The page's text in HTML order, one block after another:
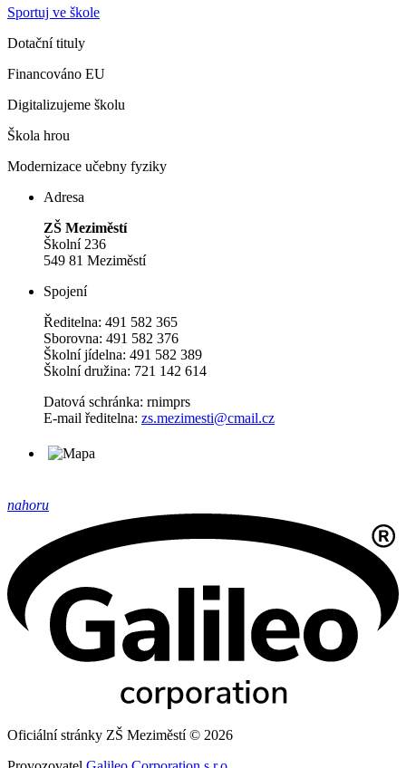
Sportuj ve škole
Dotační tituly
Financováno EU
Digitalizujeme školu
Škola hrou
Modernizace učebny fyziky
Adresa
ZŠ Meziměstí
Školní 236
549 81 Meziměstí
Spojení
Ředitelna: 491 582 365
Sborovna: 491 582 376
Školní jídelna: 491 582 389
Školní družina: 721 142 614
Datová schránka: rnimprs
E-mail ředitelna: zs.mezimesti@cmail.cz
nahoru
Oficiální stránky ZŠ Meziměstí © 2026